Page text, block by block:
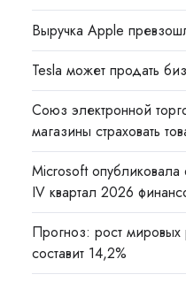
Выручка Apple
Tesla может продать
Союз электронной
магазины страховать
Microsoft опубликовала
IV квартал 2026
Прогноз: рост
составит 14,2%